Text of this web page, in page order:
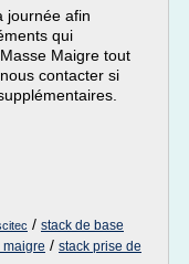
journée afin
qui
Maigre tout
contacter si
/ stack de base
maigre / stack prise de